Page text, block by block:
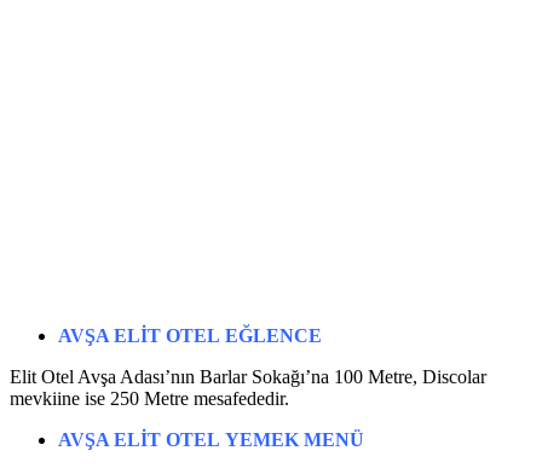
AVŞA ELİT OTEL EĞLENCE
Elit Otel Avşa Adası’nın Barlar Sokağı’na 100 Metre, Discolar
mevkiine ise 250 Metre mesafededir.
AVŞA ELİT OTEL YEMEK MENÜ